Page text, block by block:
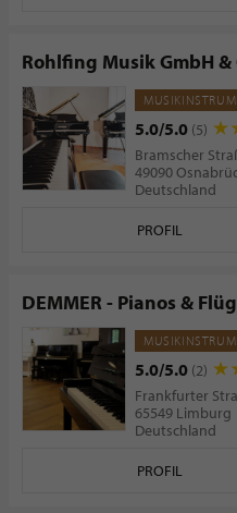
Rohlfing Musik GmbH &
5.0/5.0 (5)
Bramscher
49090
Deutschland
PROFIL
DEMMER - Pianos &
5.0/5.0 (2)
Frankfurter
65549 Limburg
Deutschland
PROFIL